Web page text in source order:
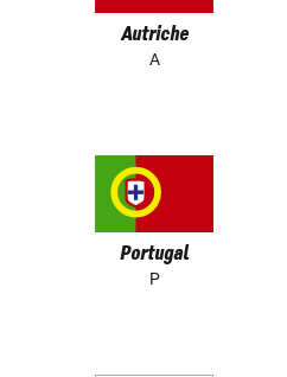
Autriche
A
Portugal
P